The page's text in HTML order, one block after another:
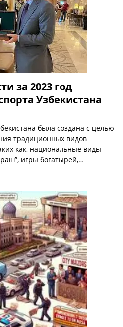
за 2023 год
Узбекистана
была создана с целью
традиционных видов
как, национальные виды
игры богатырей,
виды конного
“Улок-купкари”, стрельба из
охотничьими птицами.